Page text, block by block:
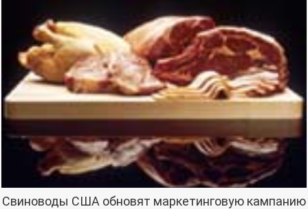
Свиноводы США обновят маркетинговую кампанию